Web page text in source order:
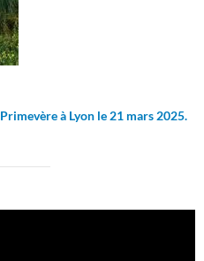
à Lyon le 21 mars 2025.